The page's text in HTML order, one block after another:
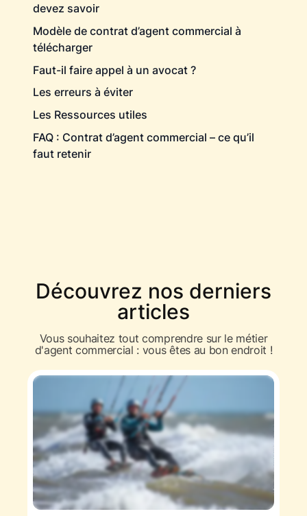
devez savoir
Modèle de contrat d’agent commercial à
télécharger
Faut-il faire appel à un avocat ?
Les erreurs à éviter
Les Ressources utiles
FAQ : Contrat d’agent commercial – ce qu’il
faut retenir
Découvrez nos derniers
articles
Vous souhaitez tout comprendre sur le métier
d'agent commercial : vous êtes au bon endroit !